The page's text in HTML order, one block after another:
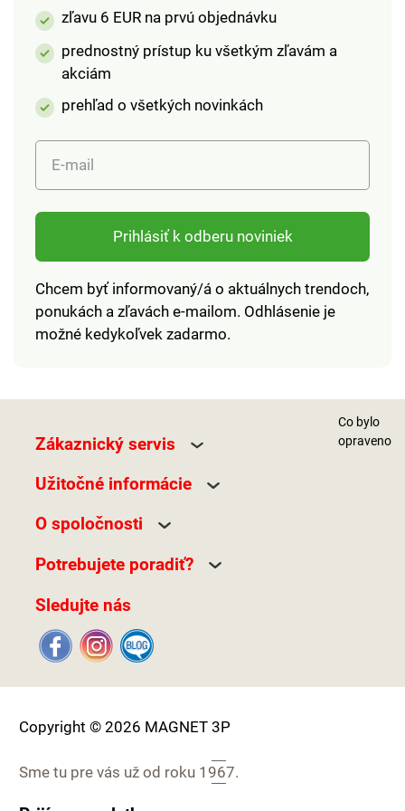
kupovať o číslo
väčšie).
kupovať o číslo
väčšie).
zľavu 6 EUR na prvú objednávku
prednostný prístup ku všetkým zľavám a
akciám
prehľad o všetkých novinkách
E-mail
Prihlásiť k odberu noviniek
Chcem byť informovaný/á o aktuálnych trendoch,
ponukách a zľavách e-mailom. Odhlásenie je
možné kedykoľvek zadarmo.
Zákaznický servis
Užitočné informácie
O spoločnosti
Potrebujete poradiť?
Sledujte nás
Co bylo
opraveno
Copyright © 2026 MAGNET 3P
Sme tu pre vás už od roku 1967.